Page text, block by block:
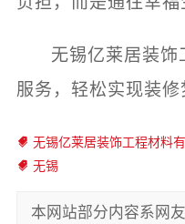
无锡亿莱居装
服务，轻松实现装
无锡亿莱居装饰工程材料
无锡
本网站部分内容系网